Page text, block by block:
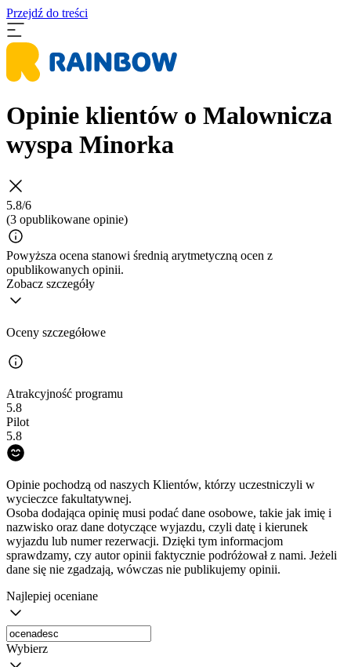
Przejdź do treści
Opinie klientów o Malownicza
wyspa Minorka
5.8/6
(3 opublikowane opinie)
Powyższa ocena stanowi średnią arytmetyczną ocen z
opublikowanych opinii.
Zobacz szczegóły
Oceny szczegółowe
Atrakcyjność programu
5.8
Pilot
5.8
Opinie pochodzą od naszych Klientów, którzy uczestniczyli w
wycieczce fakultatywnej.
Osoba dodająca opinię musi podać dane osobowe, takie jak imię i
nazwisko oraz dane dotyczące wyjazdu, czyli datę i kierunek
wyjazdu lub numer rezerwacji. Dzięki tym informacjom
sprawdzamy, czy autor opinii faktycznie podróżował z nami. Jeżeli
dane się nie zgadzają, wówczas nie publikujemy opinii.
Najlepiej oceniane
Wybierz